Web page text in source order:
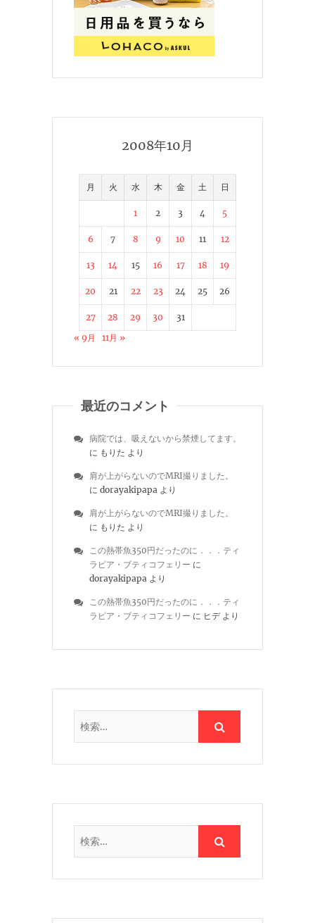
2008年10月
月 火 水 木 金 土 日
1 2 3 4 5
6 7 8 9 10 11 12
13 14 15 16 17 18 19
20 21 22 23 24 25 26
27 28 29 30
31
« 9月
11月 »
最近のコメント
病院では、吸えないから禁煙してます。
に もりた より
肩が上がらないのでMRI撮りました。
に dorayakipapa より
肩が上がらないのでMRI撮りました。
に もりた より
この熱帯魚350円だったのに．．．ティ
ラピア・ブティコフェリー に
dorayakipapa より
この熱帯魚350円だったのに．．．ティ
ラピア・ブティコフェリー に ヒデより